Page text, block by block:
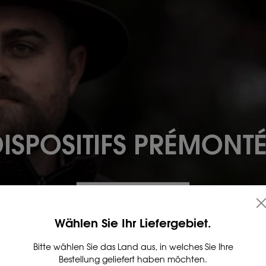
Wählen Sie Ihr Liefergebiet.
Bitte wählen Sie das Land aus, in welches Sie Ihre
Bestellung geliefert haben möchten.